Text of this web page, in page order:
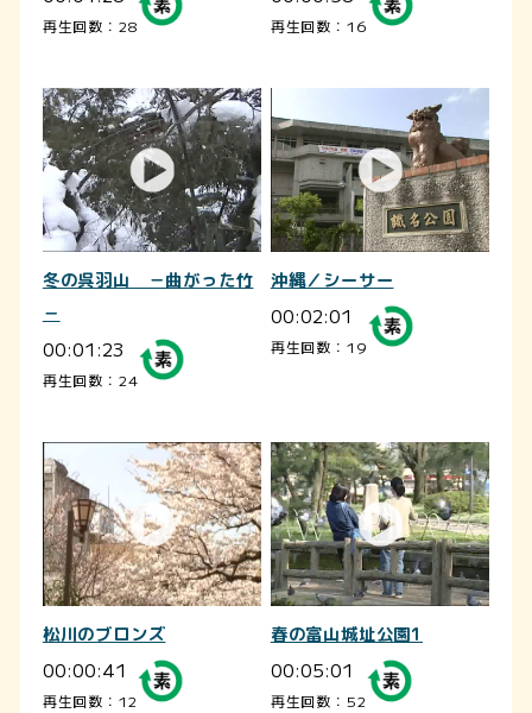
再生回数：28 再生回数：16
冬の呉羽山 －曲がった竹
－
00:01:23
再生回数：24
沖縄／シーサー
00:02:01
再生回数：19
松川のブロンズ
00:00:41
再生回数：12
春の富山城址公園1
00:05:01
再生回数：52